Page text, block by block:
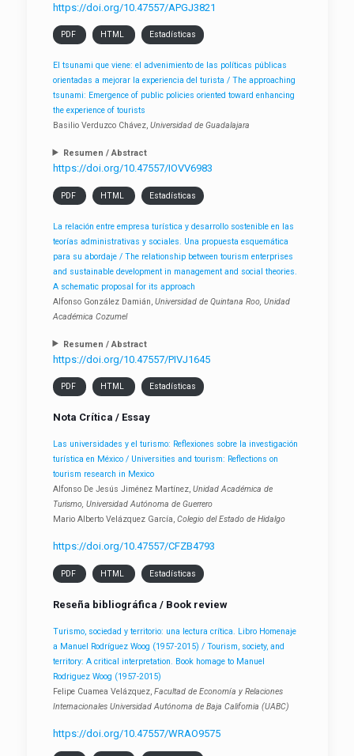
https://doi.org/10.47557/APGJ3821
PDF HTML Estadísticas
El tsunami que viene: el advenimiento de las políticas públicas
orientadas a mejorar la experiencia del turista / The approaching
tsunami: Emergence of public policies oriented toward enhancing
the experience of tourists
Basilio Verduzco Chávez, Universidad de Guadalajara
Resumen / Abstract
https://doi.org/10.47557/IOVV6983
PDF HTML Estadísticas
La relación entre empresa turística y desarrollo sostenible en las
teorías administrativas y sociales. Una propuesta esquemática
para su abordaje / The relationship between tourism enterprises
and sustainable development in management and social theories.
A schematic proposal for its approach
Alfonso González Damián, Universidad de Quintana Roo, Unidad
Académica Cozumel
Resumen / Abstract
https://doi.org/10.47557/PIVJ1645
PDF HTML Estadísticas
Nota Crítica / Essay
Las universidades y el turismo: Reflexiones sobre la investigación
turística en México / Universities and tourism: Reflections on
tourism research in Mexico
Alfonso De Jesús Jiménez Martínez, Unidad Académica de
Turismo, Universidad Autónoma de Guerrero
Mario Alberto Velázquez García, Colegio del Estado de Hidalgo
https://doi.org/10.47557/CFZB4793
PDF HTML Estadísticas
Reseña bibliográfica / Book review
Turismo, sociedad y territorio: una lectura crítica. Libro Homenaje
a Manuel Rodríguez Woog (1957-2015) / Tourism, society, and
territory: A critical interpretation. Book homage to Manuel
Rodriguez Woog (1957-2015)
Felipe Cuamea Velázquez, Facultad de Economía y Relaciones
Internacionales Universidad Autónoma de Baja California (UABC)
https://doi.org/10.47557/WRAO9575